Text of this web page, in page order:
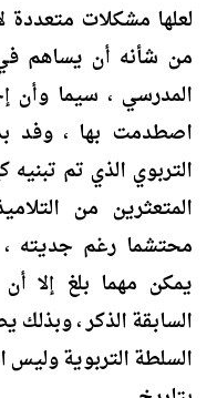
لعلها مشكلات متعددة
من شأنه أن يساهم في
المدرسي ، سيما وأن
اصطدمت بها ، وفد
التربوي الذي تم
المتعثرين من
محتشما رغم جديته ،
يمكن مهما بلغ إلا
السابقة الذكر ، وبذلك
السلطة التربوية وليس